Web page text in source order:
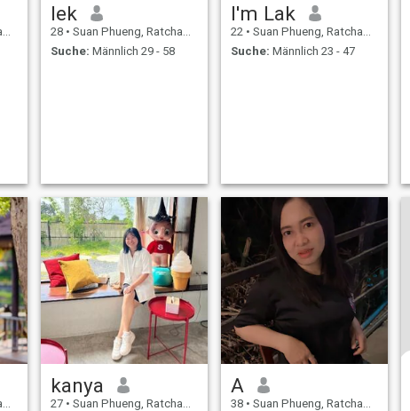
lek
28 • Suan Phueng, Ratchaburi, Thailand
Suche: Männlich 29 - 58
I'm Lak
22 • Suan Phueng, Ratchaburi, Thailand
Suche: Männlich 23 - 47
kanya
27 • Suan Phueng, Ratchaburi, Thailand
A
38 • Suan Phueng, Ratchaburi, Thailand